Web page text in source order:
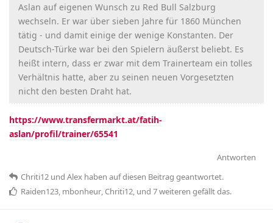
Aslan auf eigenen Wunsch zu Red Bull Salzburg
wechseln. Er war über sieben Jahre für 1860 München
tätig - und damit einige der wenige Konstanten. Der
Deutsch-Türke war bei den Spielern äußerst beliebt. Es
heißt intern, dass er zwar mit dem Trainerteam ein tolles
Verhältnis hatte, aber zu seinen neuen Vorgesetzten
nicht den besten Draht hat.
https://www.transfermarkt.at/fatih-
aslan/profil/trainer/65541
Antworten
Chriti12 und Alex haben auf diesen Beitrag geantwortet.
Raiden123, mbonheur, Chriti12, und 7weiteren gefällt das.